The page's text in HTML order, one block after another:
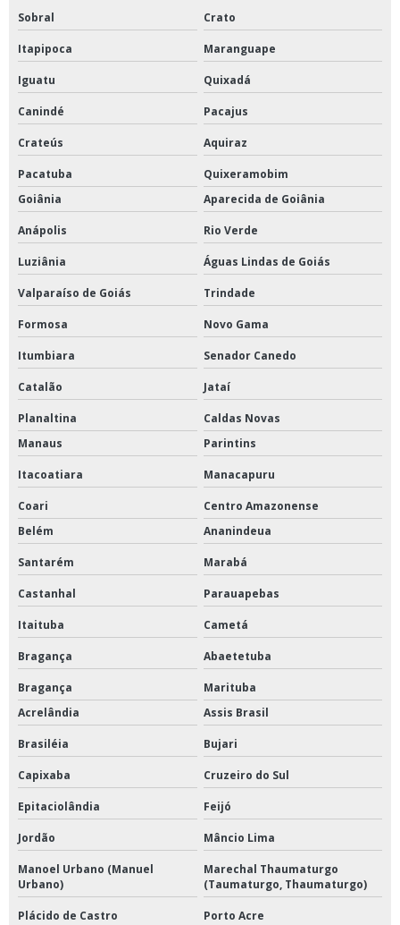
Sobral Crato
Itapipoca Maranguape
Iguatu Quixadá
Canindé Pacajus
Crateús Aquiraz
Pacatuba
Quixeramobim
Goiânia
Aparecida de Goiânia
Anápolis Rio Verde
Luziânia Águas Lindas de Goiás
Valparaíso de Goiás Trindade
Formosa Novo Gama
Itumbiara Senador Canedo
Catalão Jataí
Planaltina
Caldas Novas
Manaus
Parintins
Itacoatiara Manacapuru
Coari
Centro Amazonense
Belém
Ananindeua
Santarém Marabá
Castanhal Parauapebas
Itaituba Cametá
Bragança Abaetetuba
Bragança
Marituba
Acrelândia
Assis Brasil
Brasiléia Bujari
Capixaba Cruzeiro do Sul
Epitaciolândia Feijó
Jordão Mâncio Lima
Manoel Urbano (Manuel
Urbano)
Marechal Thaumaturgo
(Taumaturgo, Thaumaturgo)
Plácido de Castro Porto Acre